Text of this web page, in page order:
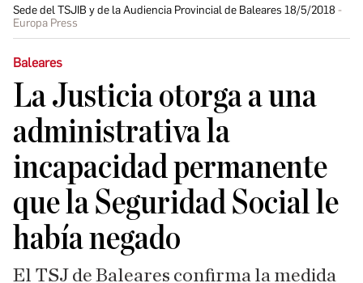
Sede del TSJIB y de la Audiencia Provincial de Baleares 18/5/2018
Europa Press
Baleares
La Justicia otorga a una
administrativa la
incapacidad permanente
que la Seguridad Social le
había negado
El TSJ de Baleares confirma la medida